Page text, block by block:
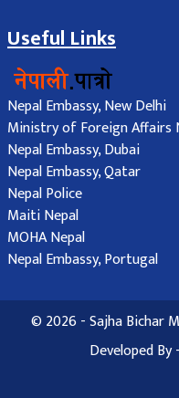
Useful Links
Nepal Embassy, New Delhi
Ministry of Foreign Affairs
Nepal Embassy, Dubai
Nepal Embassy, Qatar
Nepal Police
Maiti Nepal
MOHA Nepal
Nepal Embassy, Portugal
© 2026 - Sajha Bichar
Developed By -